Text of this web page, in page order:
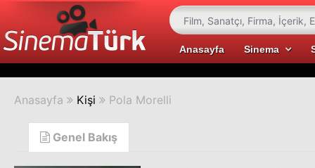
Anasayfa Sinema
Anasayfa Kişi Pola Morelli
Genel Bakış